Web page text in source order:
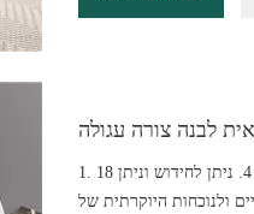
1. 18 שנות ניסיון בייצור מאז2004 2. ציוד מתקדם ומערכת ניהול שיטתית, מעל 200 עיצובים מעוצבים, גם להתאמה אישית 3. ניקוי קל 4. ניתן לחידוש וניתן
לעיצובים בלעדיים ולנוכחות היוקרתית של